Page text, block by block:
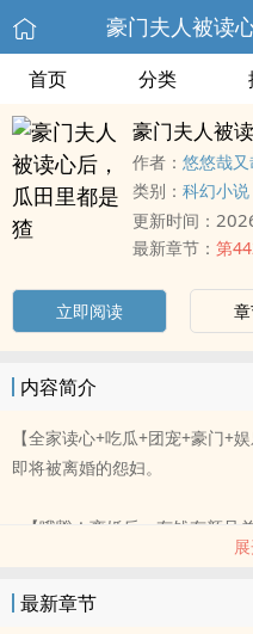
豪门夫人被读
首页 分类
豪门夫人被
作者： 悠悠哉
类别： 科幻小说
更新时间：
最新章节： 第
立即阅读
内容简介
【全家读心+吃瓜+团宠+豪门+
即将被离婚的怨妇。
n【哦豁！离婚后，有钱有颜
赶紧离！要是被发现真相就跑不
最新章节